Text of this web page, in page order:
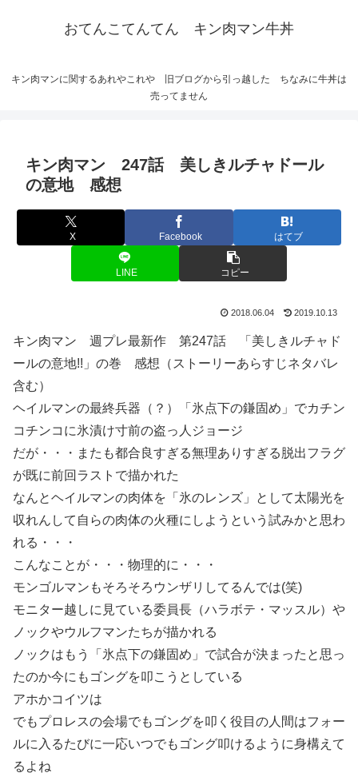
おてんこてんてん キン肉マン牛丼
キン肉マンに関するあれやこれや 旧ブログから引っ越した ちなみに牛丼は
売ってません
キン肉マン 247話 美しきルチャドール
の意地 感想
X Facebook はてブ
LINE コピー
2018.06.04 2019.10.13
キン肉マン 週プレ最新作 第247話 「美しきルチャド
ールの意地!!」の巻 感想（ストーリーあらすじネタバレ
含む）
ヘイルマンの最終兵器（？）「氷点下の鎌固め」でカチン
コチンコに氷漬け寸前の盗っ人ジョージ
だが・・・またも都合良すぎる無理ありすぎる脱出フラグ
が既に前回ラストで描かれた
なんとヘイルマンの肉体を「氷のレンズ」として太陽光を
収れんして自らの肉体の火種にしようという試みかと思わ
れる・・・
こんなことが・・・物理的に・・・
モンゴルマンもそろそろウンザリしてるんでは(笑)
モニター越しに見ている委員長（ハラボテ・マッスル）や
ノックやウルフマンたちが描かれる
ノックはもう「氷点下の鎌固め」で試合が決まったと思っ
たのか今にもゴングを叩こうとしている
アホかコイツは
でもプロレスの会場でもゴングを叩く役目の人間はフォー
ルに入るたびに一応いつでもゴング叩けるように身構えて
るよね